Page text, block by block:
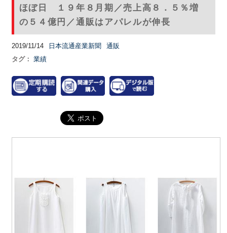
ほぼ日 １９年８月期／売上高８．５％増
の５４億円／通販はアパレルが伸長
2019/11/14 日本流通産業新聞
通販
タグ： 業績